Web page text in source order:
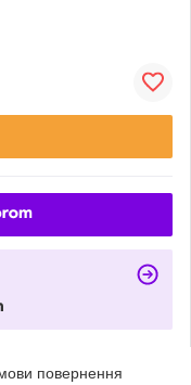
повернення